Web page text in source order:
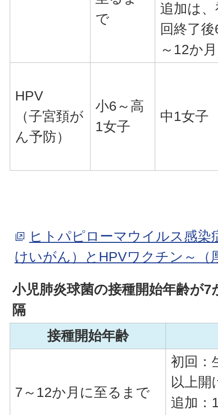
で
追加は、
回終了後
～12か月
HPV
（子宮頚が
ん予防）
小6～高
1女子
中1女子
ヒトパピローマウイルス感染
けいがん）とHPVワクチン～（
小児肺炎球菌の接種開始年齢が
隔
接種開始年齢
7～12か月に至るまで
初回：
以上開
追加：